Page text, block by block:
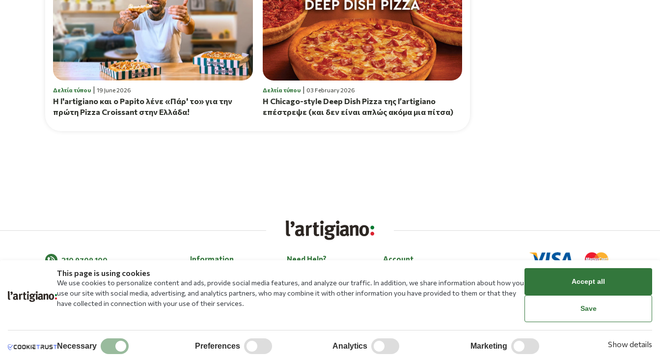
Δελτία τύπου 19 June 2026
H l'artigiano και ο Papito λένε «Πάρ' το» για την
πρώτη Pizza Croissant στην Ελλάδα!
Δελτία τύπου 03 February 2026
Η Chicago-style Deep Dish Pizza της l’artigiano
επέστρεψε (και δεν είναι απλώς ακόμα μια πίτσα)
210 9709 100 Information
News
Blog
Allergens
Stores
Need Help?
Career
Account
Register
This page is using cookies
We use cookies to personalize content and ads, provide social media features, and analyze our traffic. In addition, we share information about how you
use our site with social media, advertising, and analytics partners, who may combine it with other information you have provided to them or that they
have collected in connection with your use of their services.
Accept all
Save
Necessary Preferences Analytics Marketing Show details